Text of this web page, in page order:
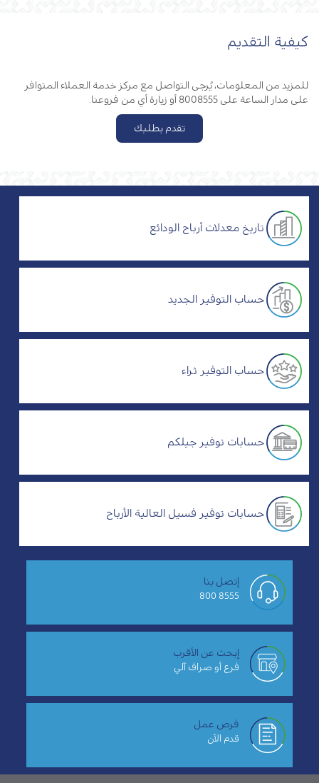
كيفية التقديم‎
للمزيد من المعلومات، يُرجى التواصل مع مركز خدمة العملاء المتوافر
على مدار الساعة على 8008555 أو زيارة أي من فروعنا.
تقدم بطلبك
تاريخ معدلات أرباح الودائع
حساب التوفير الجديد
حساب التوفير ثراء
حسابات توفير جيلكم
حسابات توفير فسيل العالية الأرباح
إتصل بنا
8555 800
إبحث عن الأقرب
فرع أو صراف آلي
فرص عمل
قدم الآن